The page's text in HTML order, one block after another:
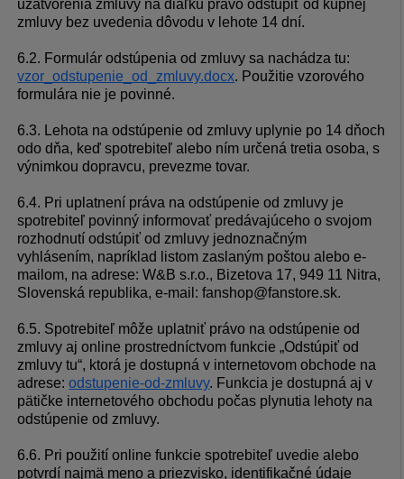
uzatvorenia zmluvy na diaľku právo odstúpiť od kúpnej
zmluvy bez uvedenia dôvodu v lehote 14 dní.
6.2. Formulár odstúpenia od zmluvy sa nachádza tu:
vzor_odstupenie_od_zmluvy.docx. Použitie vzorového
formulára nie je povinné.
6.3. Lehota na odstúpenie od zmluvy uplynie po 14 dňoch
odo dňa, keď spotrebiteľ alebo ním určená tretia osoba, s
výnimkou dopravcu, prevezme tovar.
6.4. Pri uplatnení práva na odstúpenie od zmluvy je
spotrebiteľ povinný informovať predávajúceho o svojom
rozhodnutí odstúpiť od zmluvy jednoznačným
vyhlásením, napríklad listom zaslaným poštou alebo e-
mailom, na adrese: W&B s.r.o., Bizetova 17, 949 11 Nitra,
Slovenská republika, e-mail: fanshop@fanstore.sk.
6.5. Spotrebiteľ môže uplatniť právo na odstúpenie od
zmluvy aj online prostredníctvom funkcie „Odstúpiť od
zmluvy tu“, ktorá je dostupná v internetovom obchode na
adrese:odstupenie-od-zmluvy. Funkcia je dostupná aj v
pätičke internetového obchodu počas plynutia lehoty na
odstúpenie od zmluvy.
6.6. Pri použití online funkcie spotrebiteľ uvedie alebo
potvrdí najmä meno a priezvisko, identifikačné údaje